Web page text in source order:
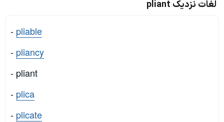
لغات نزدیک pliant
- pliable
- pliancy
- pliant
- plica
- plicate